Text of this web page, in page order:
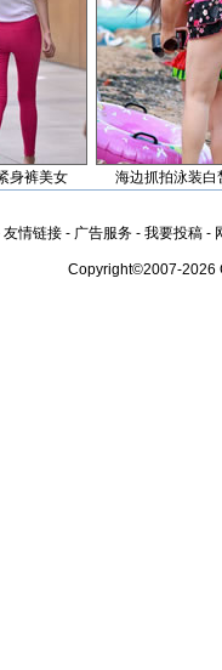
身裤美女 海边抓拍泳装白
友情链接 - 广告服务 - 我要投稿 -
Copyright©2007-2026